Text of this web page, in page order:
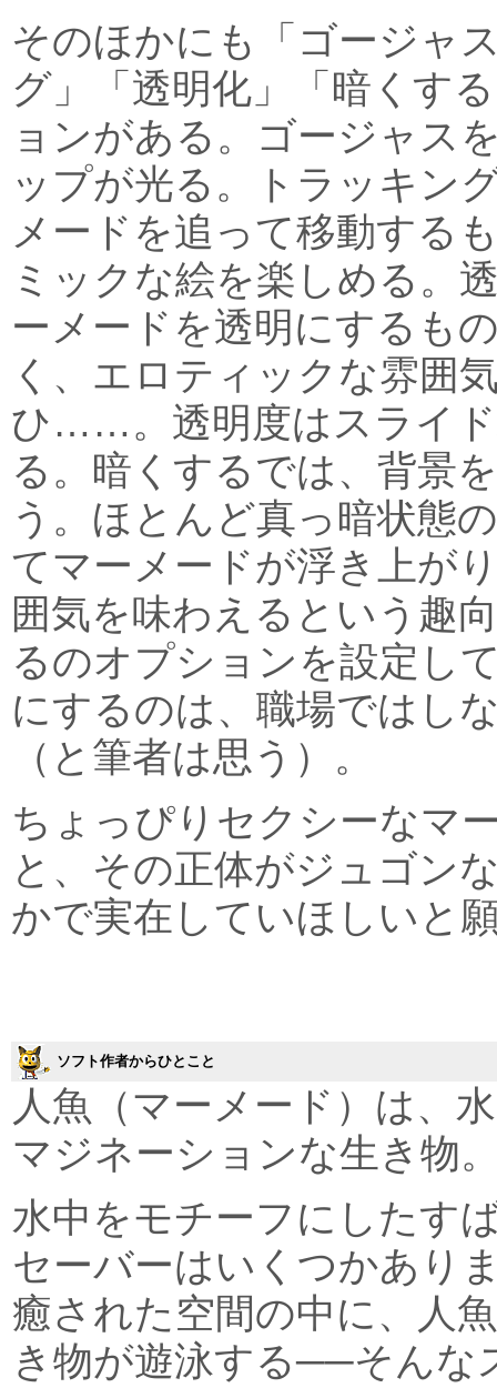
そのほかにも「ゴージャ
グ」「透明化」「暗くす
ョンがある。ゴージャス
ップが光る。トラッキン
メードを追って移動する
ミックな絵を楽しめる。
ーメードを透明にするも
く、エロティックな雰囲
ひ……。透明度はスライ
る。暗くするでは、背景
う。ほとんど真っ暗状態
てマーメードが浮き上が
囲気を味わえるという趣
るのオプションを設定し
にするのは、職場ではし
（と筆者は思う）。
ちょっぴりセクシーなマ
と、その正体がジュゴン
かで実在していほしいと
ソフト作者からひとこと
人魚（マーメード）は、
マジネーションな生き物
水中をモチーフにしたす
セーバーはいくつかあり
癒された空間の中に、人
き物が遊泳する──そんな